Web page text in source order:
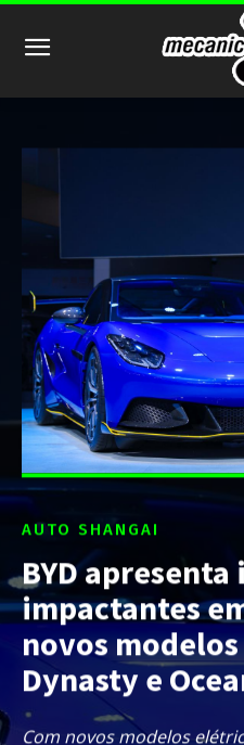
AUTO SHANGAI
BYD apresenta
impactantes
novos
Dynasty e
Com novos modelos